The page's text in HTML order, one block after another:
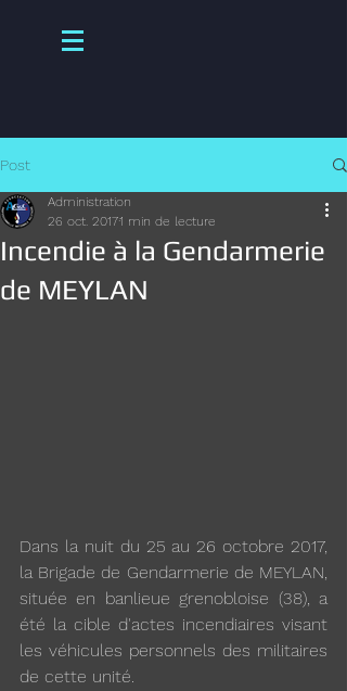
Post
Incendie à la Gendarmerie
de MEYLAN
Administration
26 oct. 20171 min de lecture
Dans la nuit du 25 au 26 octobre 2017,
la Brigade de Gendarmerie de MEYLAN,
située en banlieue grenobloise (38), a
été la cible d'actes incendiaires visant
les véhicules personnels des militaires
de cette unité.